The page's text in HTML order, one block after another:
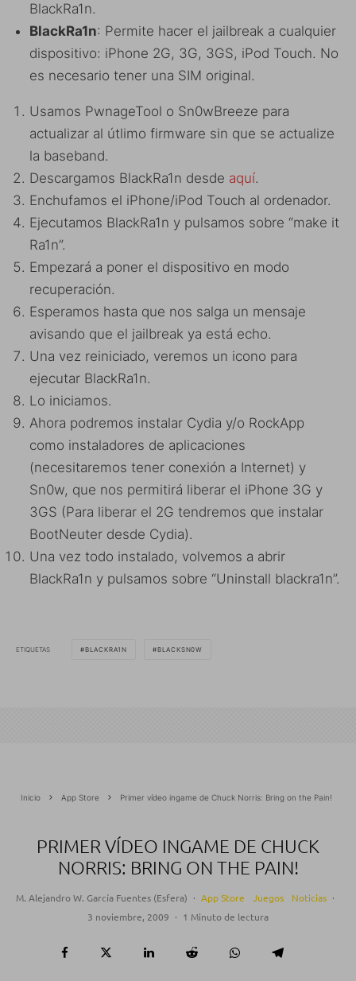
BlackRa1n.
BlackRa1n: Permite hacer el jailbreak a cualquier
dispositivo: iPhone 2G, 3G, 3GS, iPod Touch. No
es necesario tener una SIM original.
Usamos PwnageTool o Sn0wBreeze para
actualizar al útlimo firmware sin que se actualize
la baseband.
Descargamos BlackRa1n desde aquí.
Enchufamos el iPhone/iPod Touch al ordenador.
Ejecutamos BlackRa1n y pulsamos sobre “make it
Ra1n”.
Empezará a poner el dispositivo en modo
recuperación.
Esperamos hasta que nos salga un mensaje
avisando que el jailbreak ya está echo.
Una vez reiniciado, veremos un icono para
ejecutar BlackRa1n.
Lo iniciamos.
Ahora podremos instalar Cydia y/o RockApp
como instaladores de aplicaciones
(necesitaremos tener conexión a Internet) y
Sn0w, que nos permitirá liberar el iPhone 3G y
3GS (Para liberar el 2G tendremos que instalar
BootNeuter desde Cydia).
Una vez todo instalado, volvemos a abrir
BlackRa1n y pulsamos sobre “Uninstall blackra1n”.
ETIQUETAS BLACKRA1N BLACKSN0W
Inicio App Store Primer vídeo ingame de Chuck Norris: Bring on the Pain!
PRIMER VÍDEO INGAME DE CHUCK
NORRIS: BRING ON THE PAIN!
M. Alejandro W. García Fuentes (Esfera) · App Store Juegos Noticias ·
3 noviembre, 2009 · 1 Minuto de lectura